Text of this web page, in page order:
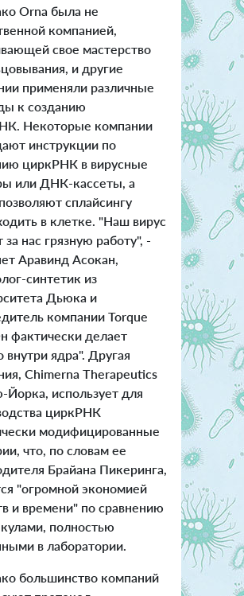
Orna была не
компанией,
свое мастерство
и другие
применяли различные
к созданию
Некоторые компании
инструкции по
циркРНК в вирусные
или ДНК-кассеты, а
сплайсингу
в клетке. "Наш вирус
за нас грязную работу", -
Аравинд Асокан,
синтетик из
Дьюка и
компании Torque
фактически делает
внутри ядра". Другая
Chimerna Therapeutics
Йорка, использует для
циркРНК
модифицированные
что, по словам ее
Брайана Пикеринга,
"огромной экономией
и времени" по сравнению
полностью
в лаборатории.
большинство компаний